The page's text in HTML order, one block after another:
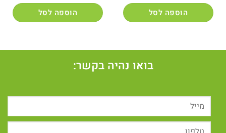
הוספה לסל הוספה לסל
בואו נהיה בקשר: